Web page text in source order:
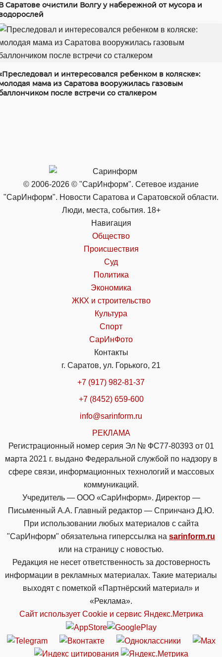
Саратове очистили Волгу у набережной от мусора и
и интересовался ребенком в коляске»:
мама из Саратова вооружилась газовым
после встречи со сталкером
© 2006-2026 © "СарИнформ". Сетевое издание
"СарИнформ". Новости Саратова и Саратовской области.
Люди, места, события. 18+
Навигация
Общество
Происшествия
Суд
Политика
Экономика
ЖКХ и строительство
Культура
Спорт
СарИнФото
Контакты
г. Саратов, ул. Горького, 21
+7 (917) 982-81-37
+7 (8452) 659-600
info@sarinform.ru
РЕКЛАМА
Регистрационный номер серия Эл № ФС77-80393 от 01
марта 2021 г. выдано Федеральной службой по надзору в
сфере связи, информационных технологий и массовых
коммуникаций.
Учредитель — ООО «СарИнформ». Директор —
Письменный А.А. Главный редактор — Спринчанэ Д.Ю.
При использовании любых материалов с сайта
"СарИнформ" обязательна гиперссылка на sarinform.ru
или на страницу с новостью.
Редакция не несет ответственность за достоверность
информации в рекламных материалах. Такие материалы
выходят с пометкой «Партнёрский материал» и
«Реклама».
Сайт использует Cookie и сервиc Яндекс.Метрика